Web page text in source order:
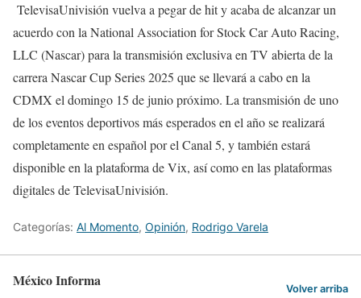
TelevisaUnivisión vuelva a pegar de hit y acaba de alcanzar un
acuerdo con la National Association for Stock Car Auto Racing,
LLC (Nascar) para la transmisión exclusiva en TV abierta de la
carrera Nascar Cup Series 2025 que se llevará a cabo en la
CDMX el domingo 15 de junio próximo. La transmisión de uno
de los eventos deportivos más esperados en el año se realizará
completamente en español por el Canal 5, y también estará
disponible en la plataforma de Vix, así como en las plataformas
digitales de TelevisaUnivisión.
Categorías: Al Momento, Opinión, Rodrigo Varela
México Informa Volver arriba